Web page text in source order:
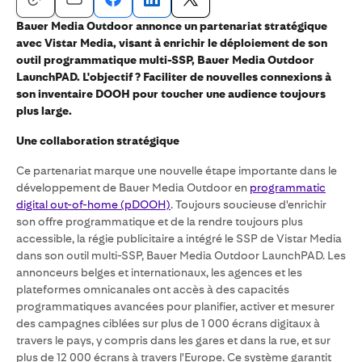
Bauer Media Outdoor annonce un partenariat stratégique
avec Vistar Media, visant à enrichir le déploiement de son
outil programmatique multi-SSP, Bauer Media Outdoor
LaunchPAD. L'objectif ? Faciliter de nouvelles connexions à
son inventaire DOOH pour toucher une audience toujours
plus large.
Une collaboration stratégique
Ce partenariat marque une nouvelle étape importante dans le
développement de Bauer Media Outdoor en programmatic
digital out-of-home (pDOOH). Toujours soucieuse d'enrichir
son offre programmatique et de la rendre toujours plus
accessible, la régie publicitaire a intégré le SSP de Vistar Media
dans son outil multi-SSP, Bauer Media Outdoor LaunchPAD. Les
annonceurs belges et internationaux, les agences et les
plateformes omnicanales ont accès à des capacités
programmatiques avancées pour planifier, activer et mesurer
des campagnes ciblées sur plus de 1 000 écrans digitaux à
travers le pays, y compris dans les gares et dans la rue, et sur
plus de 12 000 écrans à travers l'Europe. Ce système garantit